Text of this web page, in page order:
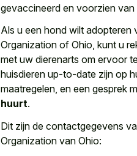
gevaccineerd en voorzien van
Als u een hond wilt adopteren
Organization of Ohio, kunt u
met uw dierenarts om ervoor
huisdieren up-to-date zijn op
maatregelen, en een gesprek
huurt.
Dit zijn de contactgegevens
Organization van Ohio: